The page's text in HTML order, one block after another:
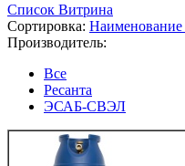
Список Витрина
Сортировка: Наименование
Производитель:
Все
Ресанта
ЭСАБ-СВЭЛ